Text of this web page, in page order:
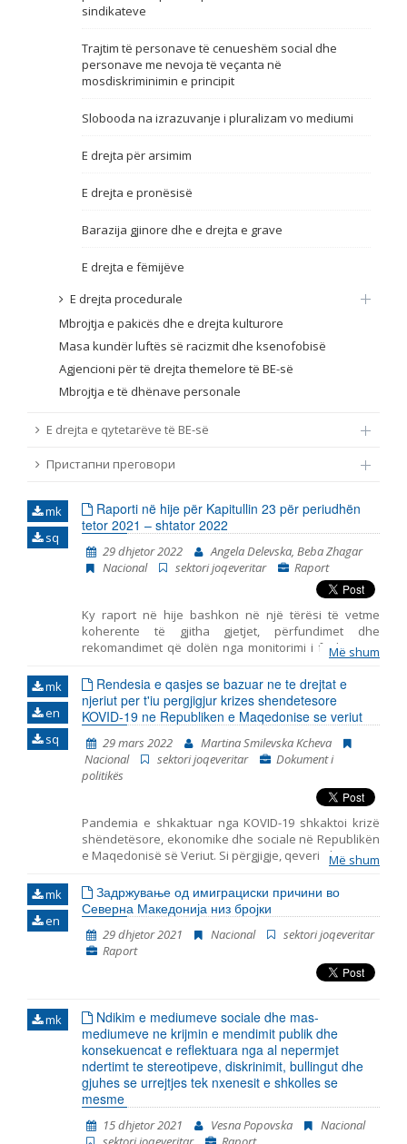
sindikateve
Trajtim të personave të cenueshëm social dhe
personave me nevoja të veçanta në
mosdiskriminimin e principit
Slobooda na izrazuvanje i pluralizam vo mediumi
E drejta për arsimim
E drejta e pronësisë
Barazija gjinore dhe e drejta e grave
E drejta e fëmijëve
E drejta procedurale
Mbrojtja e pakicës dhe e drejta kulturore
Masa kundër luftës së racizmit dhe ksenofobisë
Agjencioni për të drejta themelore të BE-së
Mbrojtja e të dhënave personale
E drejta e qytetarëve të BE-së
Пристапни преговори
mk
sq
Raporti në hije për Kapitullin 23 për periudhën
tetor 2021 – shtator 2022
29 dhjetor 2022
Angela Delevska, Beba Zhagar
Nacional
sektori joqeveritar Raport
Ky raport në hije bashkon në një tërësi të vetme
koherente të gjitha gjetjet, përfundimet dhe
rekomandimet që dolën nga monitorimi i fushave të
përfshira në Kapitullin 23 – Gjyqësori dhe të drejtat
themelore. Ky është raporti i shtatë i tillë i publikuar
nga Instituti për Politika Evropiane (EPI) – Shkup, duke
marrë parasysh komentet dhe opinionet e
organizatave joqeveritare. Gjashtë periudhat e
mëparshme mbulojnë periudhat në vijim: tetor 2014 –
korrik 2015, korrik 2015 – prill 2016, maj 2016 – janar
2018, qershor 2018 – mars 2019, prill 2019 – mars 2020
Më shum
mk
en
sq
Rendesia e qasjes se bazuar ne te drejtat e
njeriut per t'iu pergjigjur krizes shendetesore
KOVID-19 ne Republiken e Maqedonise se veriut
29 mars 2022
Martina Smilevska Kcheva
Nacional
sektori joqeveritar
Dokument i
politikës
Pandemia e shkaktuar nga KOVID-19 shkaktoi krizë
shëndetësore, ekonomike dhe sociale në Republikën
e Maqedonisë së Veriut. Si përgjigje, qeveria ka marrë
një sërë masash kufizuese për të parandaluar
ekspozimin e njerëzve ndaj virusit dhe ngadalësimin
e përhapjes së tij, si dhe një sërë masash të tjera për
të zbutur efektet negative të kufizimeve të
vendosura. Masat e marra kanë ndikuar mjaft në
kufizimin e të drejtave të qytetarëve, duke përfshirë
vendosjen e orës policore, ruajtjen e distancës
sociale, kufizimin e lëvizjes dhe grumbullimit, mbylljen
online, ndalimin e ngjarjeve fetare dhe garave
sportive, shtyrjen e afateve procedurale në proceset
gjyqësore, mbylljen e bizneseve jothelbësore etj.
Ndërkohë që kufizimet e tilla mbi liritë dhe të drejtat
mund të kenë qenë pjesërisht të nevojshme për të
kontrolluar pandeminë, shumë prej këtyre politikave
kanë qenë shumë të gjera apo është neglizhuar
ndikimi i tyre mbi kategoritë m
Më shum
mk
en
Задржување од имиграциски причини во
Северна Македонија низ бројки
29 dhjetor 2021 Nacional
sektori joqeveritar
Raport
mk
Ndikim e mediumeve sociale dhe mas-
mediumeve ne krijmin e mendimit publik dhe
konsekuencat e reflektuara nga al nepermjet
ndertimt te stereotipeve, diskrinimit, bullingut dhe
gjuhes se urrejtjes tek nxenesit e shkolles se
mesme
15 dhjetor 2021 Vesna Popovska
Nacional